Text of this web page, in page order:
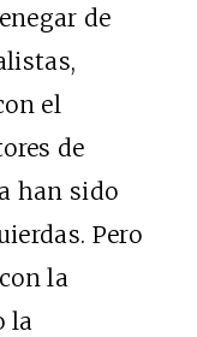
de
el
de
han sido
Pero
la
la